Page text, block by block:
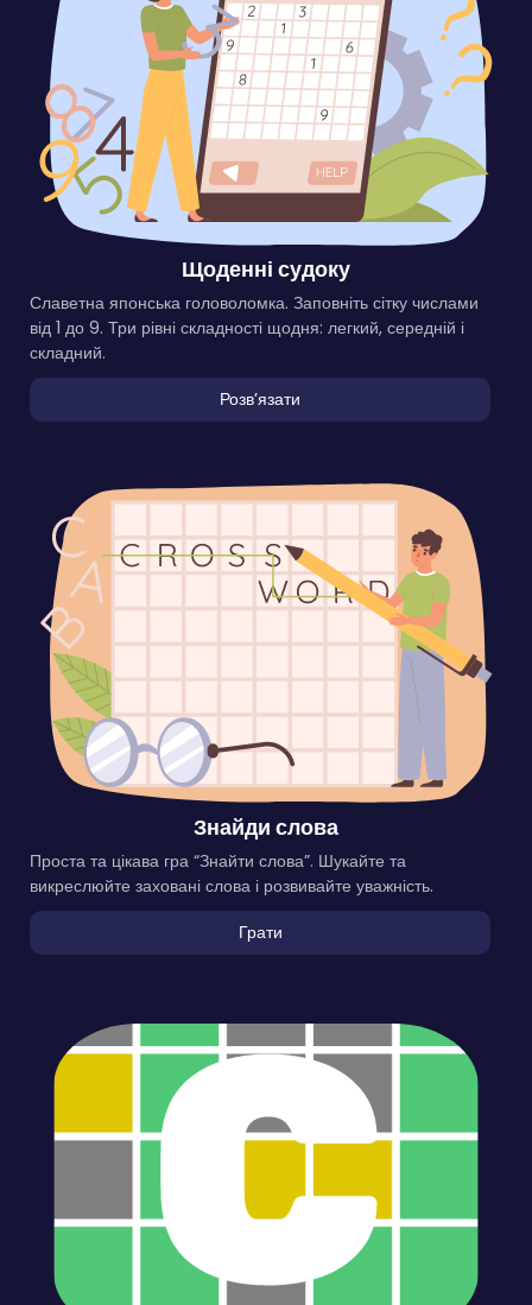
Щоденні судоку
Славетна японська головоломка. Заповніть сітку числами
від 1 до 9. Три рівні складності щодня: легкий, середній і
складний.
Розвʼязати
Знайди слова
Проста та цікава гра “Знайти слова”. Шукайте та
викреслюйте заховані слова і розвивайте уважність.
Грати